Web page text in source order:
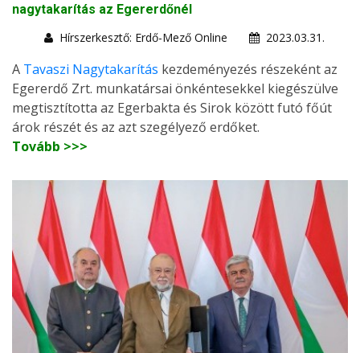
nagytakarítás az Egererdőnél
Hírszerkesztő: Erdő-Mező Online
2023.03.31.
A Tavaszi Nagytakarítás kezdeményezés részeként az
Egererdő Zrt. munkatársai önkéntesekkel kiegészülve
megtisztította az Egerbakta és Sirok között futó főút
árok részét és az azt szegélyező erdőket.
Tovább >>>